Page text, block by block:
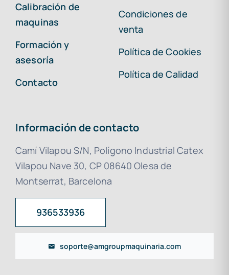
Calibración de
maquinas
Formación y
asesoría
Contacto
Condiciones de
venta
Política de Cookies
Política de Calidad
Información de contacto
Camí Vilapou S/N, Polígono Industrial Catex
Vilapou Nave 30, CP 08640 Olesa de
Montserrat, Barcelona
936533936
soporte@amgroupmaquinaria.com